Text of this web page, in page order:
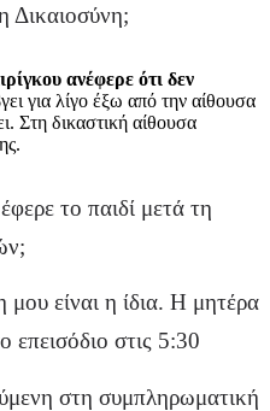
Δικαιοσύνη;
ανέφερε ότι δεν
για λίγο έξω από την αίθουσα
Στη δικαστική αίθουσα
το παιδί μετά τη
είναι η ίδια. Η μητέρα
επεισόδιο στις 5:30
στη συμπληρωματική